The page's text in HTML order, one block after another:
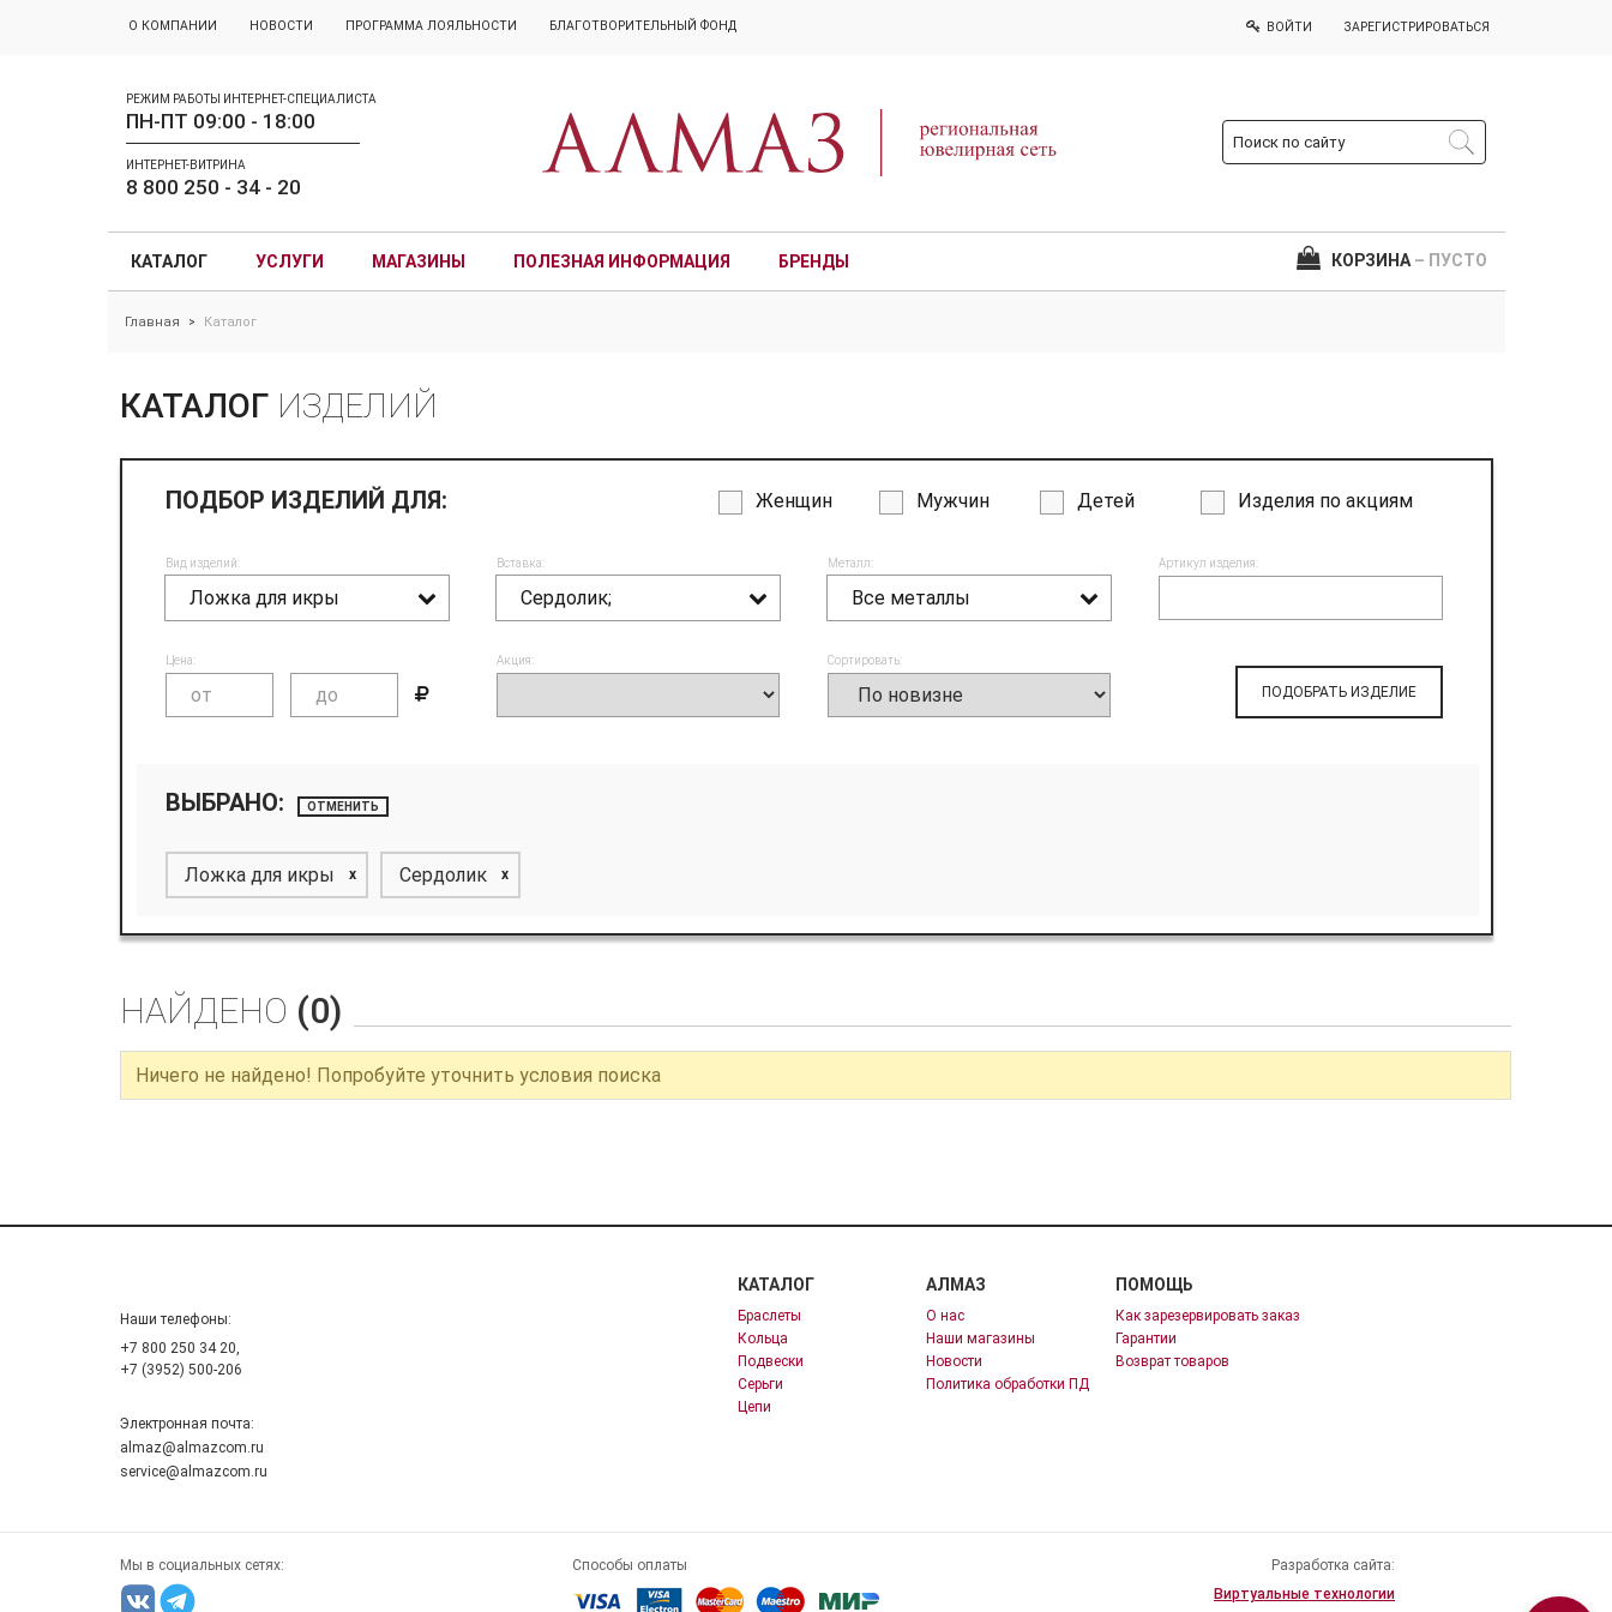
О КОМПАНИИ НОВОСТИ ПРОГРАММА ЛОЯЛЬНОСТИ БЛАГОТВОРИТЕЛЬНЫЙ ФОНД
РЕЖИМ РАБОТЫ ИНТЕРНЕТ-СПЕЦИАЛИСТА
ПН-ПТ 09:00 - 18:00
ИНТЕРНЕТ-ВИТРИНА
8 800 250 - 34 - 20
ВОЙТИ ЗАРЕГИСТРИРОВАТЬСЯ
КАТАЛОГ УСЛУГИ МАГАЗИНЫ ПОЛЕЗНАЯ ИНФОРМАЦИЯ БРЕНДЫ КОРЗИНА – ПУСТО
Главная > Каталог
КАТАЛОГ ИЗДЕЛИЙ
ПОДБОР ИЗДЕЛИЙ ДЛЯ: Женщин Мужчин Детей Изделия по акциям
Вид изделий:
Ложка для икры
Вставка:
Сердолик;
Металл:
Все металлы
Артикул изделия:
Цена: Акция: Сортировать:
ПОДОБРАТЬ ИЗДЕЛИЕ
ВЫБРАНО: ОТМЕНИТЬ
Ложка для икры x Сердолик x
НАЙДЕНО (0)
Ничего не найдено! Попробуйте уточнить условия поиска
Наши телефоны:
+7 800 250 34 20,
+7 (3952) 500-206
Электронная почта:
almaz@almazcom.ru
service@almazcom.ru
КАТАЛОГ
Браслеты
Кольца
Подвески
Серьги
Цепи
АЛМАЗ
О нас
Наши магазины
Новости
Политика обработки ПД
ПОМОЩЬ
Как зарезервировать заказ
Гарантии
Возврат товаров
Мы в социальных сетях: Способы оплаты
Разработка сайта:
Виртуальные технологии